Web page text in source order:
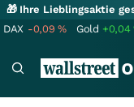
🎁 Ihre Lieblingsaktie
DAX -0,09% Gold +0,04